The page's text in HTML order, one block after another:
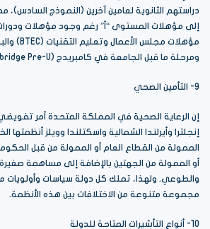
دراستهم الثانوية لعامين آخرين (النموذج
إلى مؤهلات المستوى “أ” رغم وجود مؤهلات
ومرحلة ما قبل الجامعة في كامبريدج (Cambridge Pre-U).
9- التأمين الصحي
إن الرعاية الصحية في المملكة المتحدة أمر
إنجلترا وأيرلندا الشمالية واسكتلندا وويلز أنظمتها
الممولة من القطاع العام أو الممولة من قبل
أو الممولة من الجهتين بالإضافة إلى مساهمة
والطوعي. ولهذا، تملك كل دولة سياسات وأولويات
مجموعة متنوعة من الاختلافات بين هذه الأنظمة.
10- أنواع التأشيرات المتاحة للدولة